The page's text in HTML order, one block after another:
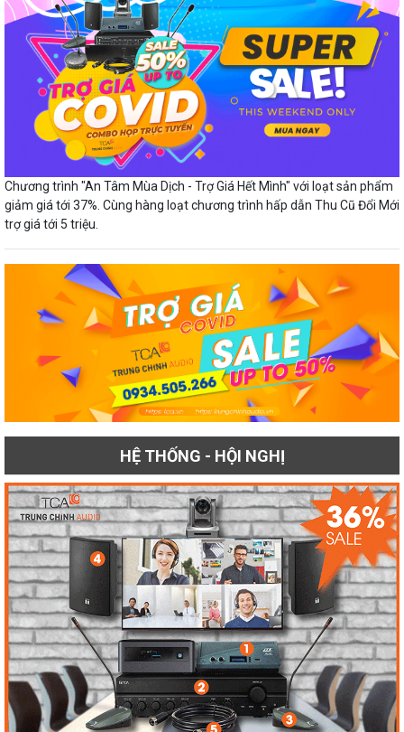
Chương trình "An Tâm Mùa Dịch - Trợ Giá Hết Mình" với loạt sản phẩm
giảm giá tới 37%. Cùng hàng loạt chương trình hấp dẫn Thu Cũ Đổi Mới
trợ giá tới 5 triệu.
HỆ THỐNG - HỘI NGHỊ